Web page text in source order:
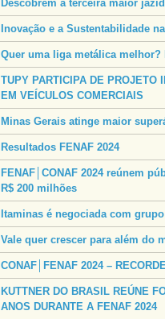
Descobrem a terceira maior
Inovação e a Sustentabilidade
Quer uma liga metálica melhor?
TUPY PARTICIPA DE PROJETO
EM VEÍCULOS COMERCIAIS
Minas Gerais atinge maior
Resultados FENAF 2024
FENAF│CONAF 2024 reúnem
R$ 200 milhões
Itaminas é negociada com
Vale quer crescer para além do
CONAF│FENAF 2024 –
KUTTNER DO BRASIL REÚNE
ANOS DURANTE A FENAF 2024